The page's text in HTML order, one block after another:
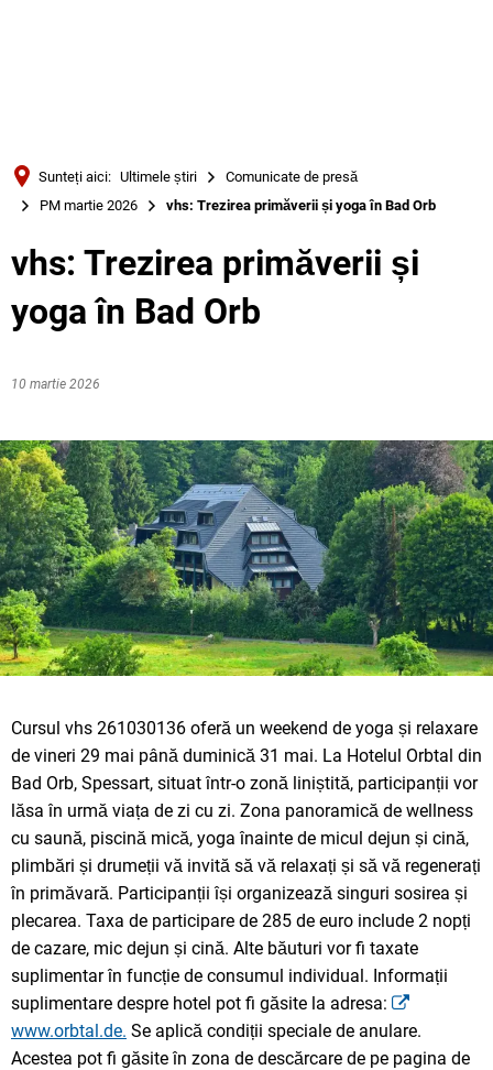
Русский
Deutsch
Sunteți aici: Ultimele știri
Comunicate de presă
PM martie 2026
vhs: Trezirea primăverii și yoga în Bad Orb
vhs: Trezirea primăverii și
yoga în Bad Orb
10 martie 2026
Cursul vhs 261030136 oferă un weekend de yoga și relaxare
de vineri 29 mai până duminică 31 mai. La Hotelul Orbtal din
Bad Orb, Spessart, situat într-o zonă liniștită, participanții vor
lăsa în urmă viața de zi cu zi. Zona panoramică de wellness
cu saună, piscină mică, yoga înainte de micul dejun și cină,
plimbări și drumeții vă invită să vă relaxați și să vă regenerați
în primăvară. Participanții își organizează singuri sosirea și
plecarea. Taxa de participare de 285 de euro include 2 nopți
de cazare, mic dejun și cină. Alte băuturi vor fi taxate
suplimentar în funcție de consumul individual. Informații
suplimentare despre hotel pot fi găsite la adresa:
www.orbtal.de. Se aplică condiții speciale de anulare.
Acestea pot fi găsite în zona de descărcare de pe pagina de